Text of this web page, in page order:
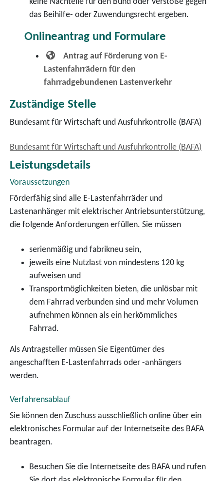
das Beihilfe- oder Zuwendungsrecht ergeben.
Onlineantrag und Formulare
Antrag auf Förderung von E-
Lastenfahrrädern für den
fahrradgebundenen Lastenverkehr
Zuständige Stelle
Bundesamt für Wirtschaft und Ausfuhrkontrolle (BAFA)
Bundesamt für Wirtschaft und Ausfuhrkontrolle (BAFA)
Leistungsdetails
Voraussetzungen
Förderfähig sind alle E-Lastenfahrräder und
Lastenanhänger mit elektrischer Antriebsunterstützung,
die folgende Anforderungen erfüllen. Sie müssen
serienmäßig und fabrikneu sein,
jeweils eine Nutzlast von mindestens 120 kg
aufweisen und
Transportmöglichkeiten bieten, die unlösbar mit
dem Fahrrad verbunden sind und mehr Volumen
aufnehmen können als ein herkömmliches
Fahrrad.
Als Antragsteller müssen Sie Eigentümer des
angeschafften E-Lastenfahrrads oder -anhängers
werden.
Verfahrensablauf
Sie können den Zuschuss ausschließlich online über ein
elektronisches Formular auf der Internetseite des BAFA
beantragen.
Besuchen Sie die Internetseite des BAFA und rufen